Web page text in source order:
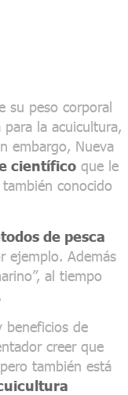
su peso corporal
la acuicultura,
embargo, Nueva
científico que le
conocido
de pesca
ejemplo. Además
al tiempo
beneficios de
creer que
también está